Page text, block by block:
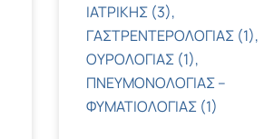
ΙΑΤΡΙΚΗΣ (3),
ΓΑΣΤΡΕΝΤΕΡΟΛΟΓΙΑΣ (1),
ΟΥΡΟΛΟΓΙΑΣ (1),
ΠΝΕΥΜΟΝΟΛΟΓΙΑΣ –
ΦΥΜΑΤΙΟΛΟΓΙΑΣ (1)